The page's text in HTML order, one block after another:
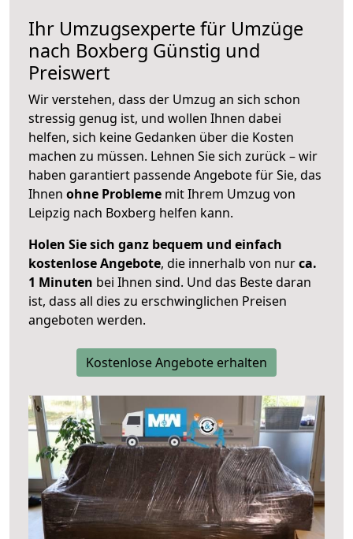
Ihr Umzugsexperte für Umzüge
nach Boxberg Günstig und
Preiswert
Wir verstehen, dass der Umzug an sich schon
stressig genug ist, und wollen Ihnen dabei
helfen, sich keine Gedanken über die Kosten
machen zu müssen. Lehnen Sie sich zurück – wir
haben garantiert passende Angebote für Sie, das
Ihnen ohne Probleme mit Ihrem Umzug von
Leipzig nach Boxberg helfen kann.
Holen Sie sich ganz bequem und einfach
kostenlose Angebote, die innerhalb von nurca.
1 Minuten bei Ihnen sind. Und das Beste daran
ist, dass all dies zu erschwinglichen Preisen
angeboten werden.
Kostenlose Angebote erhalten